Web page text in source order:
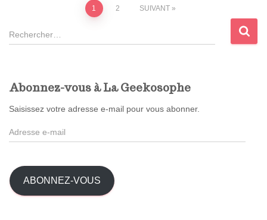
Pagination
des
1 2 SUIVANT
R
e
r
c
e
:
Abonnez-vous à La Geekosophe
Saisissez votre adresse e-mail pour vous abonner.
A
d
s
s
ABONNEZ-VOUS